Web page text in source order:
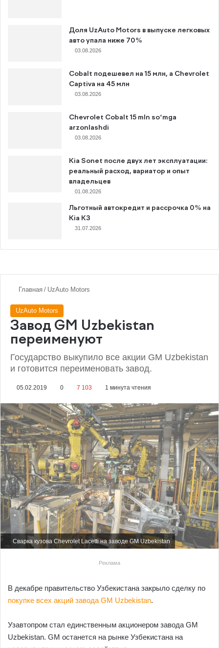
Доля UzAuto Motors в выпуске легковых
авто упала ниже 70%
03.08.2026
Cobalt подешевел на 15 млн, а Chevrolet
Captiva на 45 млн
03.08.2026
Chevrolet Cobalt 15 mln so‘mga
arzonlashdi
03.08.2026
Kia Sonet после двух лет эксплуатации:
реальный расход, вариатор и опыт
владельцев
01.08.2026
Льготный автокредит и рассрочка 0% на
Kia K3
31.07.2026